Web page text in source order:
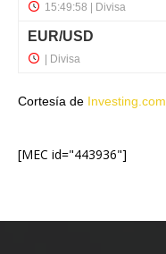
Cortesía de Investing.com
[MEC id="443936"]